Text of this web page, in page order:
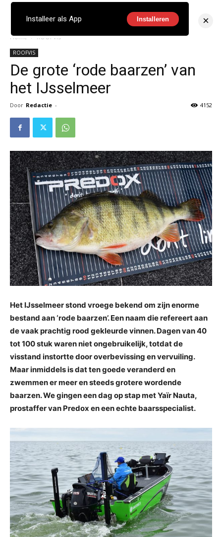
Home ROOFVIS
ROOFVIS
De grote ‘rode baarzen’ van
het IJsselmeer
Door Redactie - 4152
Het IJsselmeer stond vroege bekend om zijn enorme
bestand aan ‘rode baarzen’. Een naam die refereert aan
de vaak prachtig rood gekleurde vinnen. Dagen van 40
tot 100 stuk waren niet ongebruikelijk, totdat de
visstand instortte door overbevissing en vervuiling.
Maar inmiddels is dat ten goede veranderd en
zwemmen er meer en steeds grotere wordende
baarzen. We gingen een dag op stap met Yaïr Nauta,
prostaffer van Predox en een echte baarsspecialist.
Installeer als App Installeren ×